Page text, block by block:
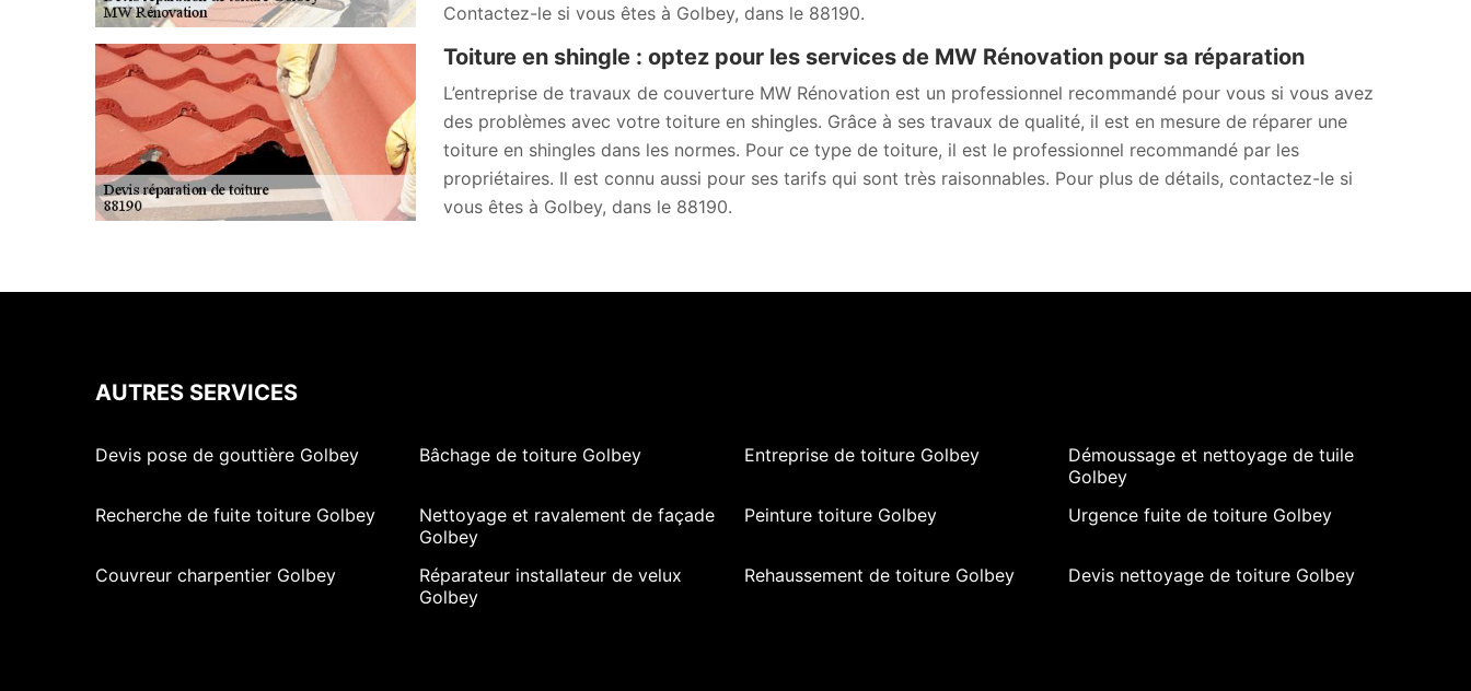
Contactez-le si vous êtes à Golbey, dans le 88190.
Toiture en shingle : optez pour les services de MW Rénovation pour sa réparation
L’entreprise de travaux de couverture MW Rénovation est un professionnel recommandé pour vous si vous avez
des problèmes avec votre toiture en shingles. Grâce à ses travaux de qualité, il est en mesure de réparer une
toiture en shingles dans les normes. Pour ce type de toiture, il est le professionnel recommandé par les
propriétaires. Il est connu aussi pour ses tarifs qui sont très raisonnables. Pour plus de détails, contactez-le si
vous êtes à Golbey, dans le 88190.
AUTRES SERVICES
Devis pose de gouttière Golbey Bâchage de toiture Golbey Entreprise de toiture Golbey
Démoussage et nettoyage de tuile
Golbey
Recherche de fuite toiture Golbey
Nettoyage et ravalement de façade
Golbey
Peinture toiture Golbey Urgence fuite de toiture Golbey
Couvreur charpentier Golbey
Réparateur installateur de velux
Golbey
Rehaussement de toiture Golbey Devis nettoyage de toiture Golbey